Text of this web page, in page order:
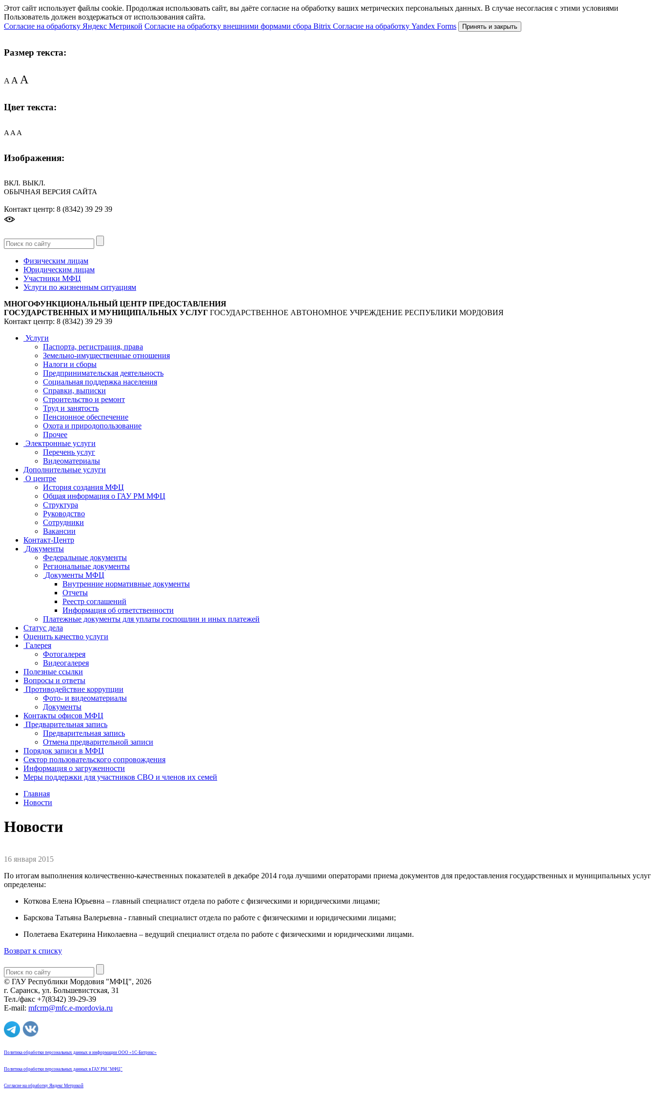
Этот сайт использует файлы cookie. Продолжая использовать сайт, вы даёте согласие на обработку ваших метрических персональных данных. В случае несогласия с этими условиями
Пользователь должен воздержаться от использования сайта.
Согласие на обработку Яндекс Метрикой Согласие на обработку внешними формами сбора Bitrix Согласие на обработку Yandex Forms Принять и закрыть
Размер текста:
AAA
Цвет текста:
A A A
Изображения:
ВКЛ. ВЫКЛ.
ОБЫЧНАЯ ВЕРСИЯ САЙТА
Контакт центр: 8 (8342) 39 29 39
Физическим лицам
Юридическим лицам
Участники МФЦ
Услуги по жизненным ситуациям
МНОГОФУНКЦИОНАЛЬНЫЙ ЦЕНТР ПРЕДОСТАВЛЕНИЯ
ГОСУДАРСТВЕННЫХ И МУНИЦИПАЛЬНЫХ УСЛУГ ГОСУДАРСТВЕННОЕ АВТОНОМНОЕ УЧРЕЖДЕНИЕ РЕСПУБЛИКИ МОРДОВИЯ
Контакт центр: 8 (8342) 39 29 39
Услуги
Паспорта, регистрация, права
Земельно-имущественные отношения
Налоги и сборы
Предпринимательская деятельность
Социальная поддержка населения
Справки, выписки
Строительство и ремонт
Труд и занятость
Пенсионное обеспечение
Охота и природопользование
Прочее
Электронные услуги
Перечень услуг
Видеоматериалы
Дополнительные услуги
О центре
История создания МФЦ
Общая информация о ГАУ РМ МФЦ
Структура
Руководство
Сотрудники
Вакансии
Контакт-Центр
Документы
Федеральные документы
Региональные документы
Документы МФЦ
Внутренние нормативные документы
Отчеты
Реестр соглашений
Информация об ответственности
Платежные документы для уплаты госпошлин и иных платежей
Статус дела
Оценить качество услуги
Галерея
Фотогалерея
Видеогалерея
Полезные ссылки
Вопросы и ответы
Противодействие коррупции
Фото- и видеоматериалы
Документы
Контакты офисов МФЦ
Предварительная запись
Предварительная запись
Отмена предварительной записи
Порядок записи в МФЦ
Сектор пользовательского сопровождения
Информация о загруженности
Меры поддержки для участников СВО и членов их семей
Главная
Новости
Новости
16 января 2015
По итогам выполнения количественно-качественных показателей в декабре 2014 года лучшими операторами приема документов для предоставления государственных и муниципальных услуг
определены:
Коткова Елена Юрьевна – главный специалист отдела по работе с физическими и юридическими лицами;
Барскова Татьяна Валерьевна - главный специалист отдела по работе с физическими и юридическими лицами;
Полетаева Екатерина Николаевна – ведущий специалист отдела по работе с физическими и юридическими лицами.
Возврат к списку
© ГАУ Республики Мордовия "МФЦ", 2026
г. Саранск, ул. Большевистская, 31
Тел./факс +7(8342) 39-29-39
E-mail: mfcrm@mfc.e-mordovia.ru
Политика обработки персональных данных и информации ООО «1С-Битрикс»
Политика обработки персональных данных в ГАУ РМ "МФЦ"
Согласие на обработку Яндекс Метрикой